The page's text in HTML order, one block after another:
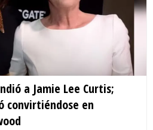
a Jamie Lee Curtis;
convirtiéndose en